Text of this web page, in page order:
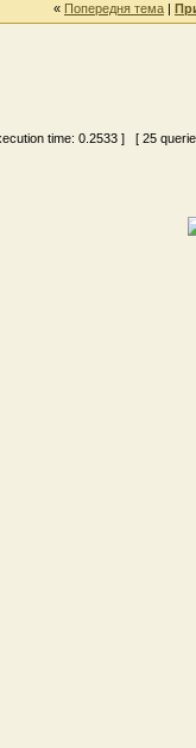
« Попередня тема |
time: 0.2533 ] [ 25